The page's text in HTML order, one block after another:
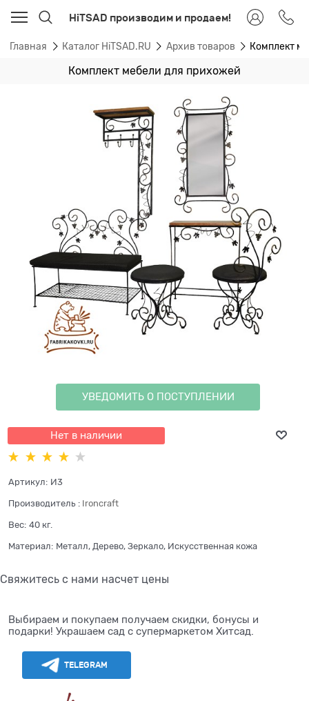
HiTSAD производим и продаем!
Главная Каталог HiTSAD.RU Архив товаров Комплект
Комплект мебели для прихожей
УВЕДОМИТЬ О ПОСТУПЛЕНИИ
Нет в наличии
Артикул: И3
Производитель : Ironcraft
Вес: 40 кг.
Материал: Металл, Дерево, Зеркало, Искусственная кожа
Свяжитесь с нами насчет цены
Выбираем и покупаем получаем скидки, бонусы и
подарки! Украшаем сад с супермаркетом Хитсад.
TELEGRAM